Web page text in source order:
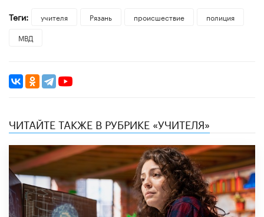
Теги:
учителя Рязань происшествие
полиция
МВД
ЧИТАЙТЕ ТАКЖЕ В РУБРИКЕ «УЧИТЕЛЯ»